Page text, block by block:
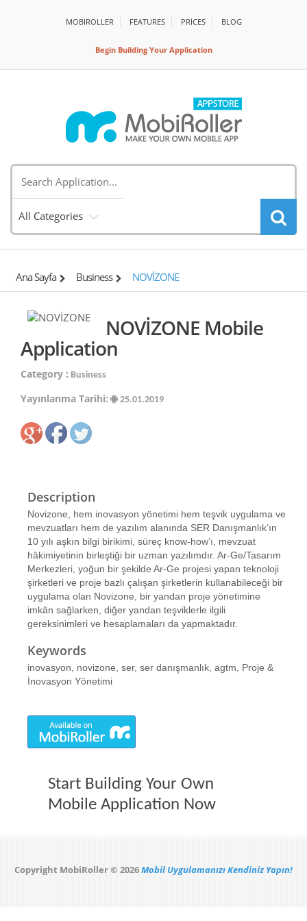
MOBIROLLER FEATURES PRİCES BLOG
Begin Building Your Application
All Categories
Ana Sayfa Business NOVİZONE
NOVİZONE Mobile
Application
Category : Business
Yayınlanma Tarihi: 25.01.2019
Description
Novizone, hem inovasyon yönetimi hem teşvik uygulama ve
mevzuatları hem de yazılım alanında SER Danışmanlık’ın
10 yılı aşkın bilgi birikimi, süreç know-how’ı, mevzuat
hâkimiyetinin birleştiği bir uzman yazılımdır. Ar-Ge/Tasarım
Merkezleri, yoğun bir şekilde Ar-Ge projesi yapan teknoloji
şirketleri ve proje bazlı çalışan şirketlerin kullanabileceği bir
uygulama olan Novizone, bir yandan proje yönetimine
imkân sağlarken, diğer yandan teşviklerle ilgili
gereksinimleri ve hesaplamaları da yapmaktadır.
Keywords
inovasyon, novizone, ser, ser danışmanlık, agtm, Proje &
İnovasyon Yönetimi
Start Building Your Own
Mobile Application Now
Copyright MobiRoller © 2026Mobil Uygulamanızı Kendiniz Yapın!